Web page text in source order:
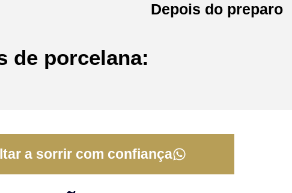
Depois do preparo
de porcelana:
a sorrir com confiança